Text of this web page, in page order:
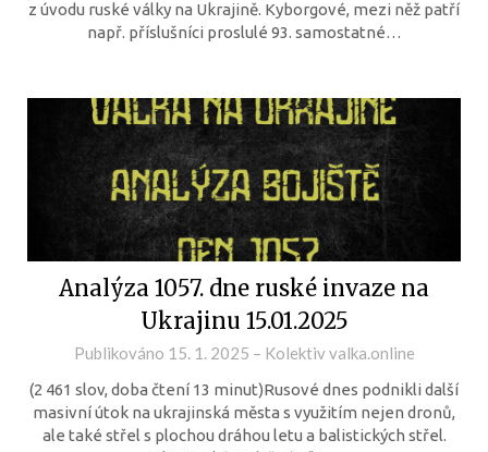
z úvodu ruské války na Ukrajině. Kyborgové, mezi něž patří
např. příslušníci proslulé 93. samostatné…
Analýza 1057. dne ruské invaze na
Ukrajinu 15.01.2025
Publikováno 15. 1. 2025 – Kolektiv valka.online
(2 461 slov, doba čtení 13 minut)Rusové dnes podnikli další
masivní útok na ukrajinská města s využitím nejen dronů,
ale také střel s plochou dráhou letu a balistických střel.